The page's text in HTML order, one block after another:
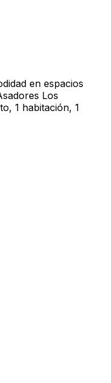
en espacios
Los
1 habitación, 1